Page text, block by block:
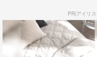
PR(アイリ